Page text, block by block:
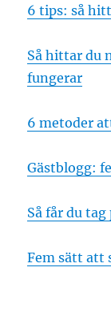
6 tips: så
Så hittar du
fungerar
6 metoder
Gästblogg:
Så får du
Fem sätt att